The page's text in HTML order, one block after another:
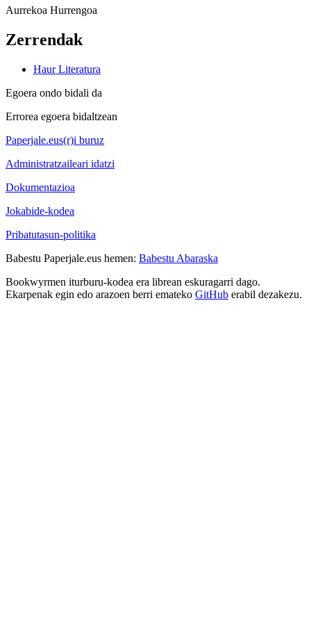
Aurrekoa Hurrengoa
Zerrendak
Haur Literatura
Egoera ondo bidali da
Errorea egoera bidaltzean
Paperjale.eus(r)i buruz
Administratzaileari idatzi
Dokumentazioa
Jokabide-kodea
Pribatutasun-politika
Babestu Paperjale.eus hemen: Babestu Abaraska
Bookwyrmen iturburu-kodea era librean eskuragarri dago.
Ekarpenak egin edo arazoen berri emateko GitHub erabil dezakezu.